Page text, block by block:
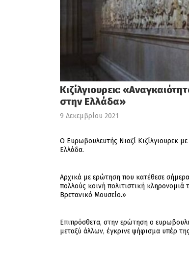
Κιζίλγιουρεκ:
στην Ελλάδα»
9 Δεκεμβρίου 2021
Ο Ευρωβουλευτής Νιαζί Κιζίλγιουρεκ
Ελλάδα.
Αρχικά με ερώτηση που κατέθεσε
πολλούς κοινή πολιτιστική
Βρετανικό Μουσείο.»
Επιπρόσθετα, στην ερώτηση ο
μεταξύ άλλων, έγκρινε ψήφισμα υπέρ